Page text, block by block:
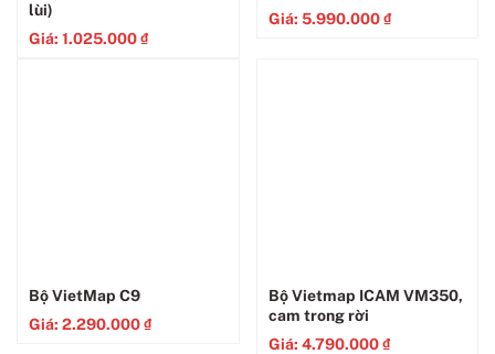
lùi)
Giá: 1.025.000₫
Giá: 5.990.000₫
Bộ VietMap C9
Giá: 2.290.000₫
Bộ Vietmap ICAM VM350,
cam trong rời
Giá: 4.790.000₫